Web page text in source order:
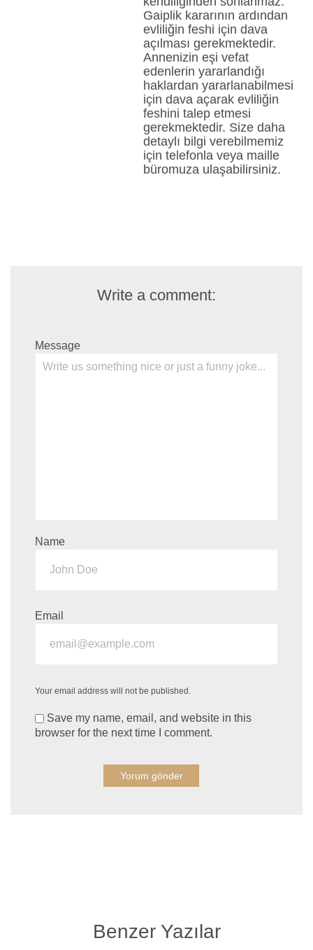
Gaiplik kararının ardından
evliliğin feshi için dava
açılması gerekmektedir.
Annenizin eşi vefat
edenlerin yararlandığı
haklardan yararlanabilmesi
için dava açarak evliliğin
feshini talep etmesi
gerekmektedir. Size daha
detaylı bilgi verebilmemiz
için telefonla veya maille
büromuza ulaşabilirsiniz.
Write a comment:
Message
Name
Email
Your email address will not be published.
Save my name, email, and website in this
browser for the next time I comment.
Benzer Yazılar